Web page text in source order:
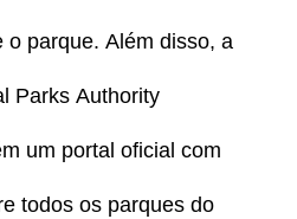
o parque. Além disso, a
Parks Authority
um portal oficial com
todos os parques do